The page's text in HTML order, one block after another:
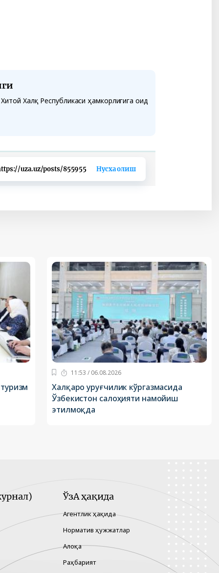
Халқ Республикаси ҳамкорлигига оид
uza.uz/posts/855955 Нусха олиш
11:53 / 06.08.2026
Халқаро уруғчилик кўргазмасида
Ўзбекистон салоҳияти намойиш
этилмоқда
ЎзА ҳақида
Агентлик ҳақида
Норматив ҳужжатлар
Алоқа
Раҳбарият